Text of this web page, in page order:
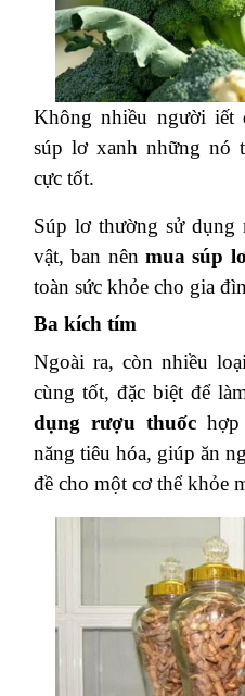
Không nhiều người iết
súp lơ xanh những nó
cực tốt.
Súp lơ thường sử dụng
vật, ban nên mua súp
toàn sức khỏe cho gia
Ba kích tím
Ngoài ra, còn nhiều
cùng tốt, đặc biệt để
dụng rượu thuốc
năng tiêu hóa, giúp ăn
đề cho một cơ thể khỏe